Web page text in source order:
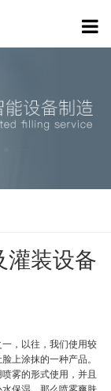
灌装设备
，以往，我们使用较
上涂抹的一种产品。
雾的形式使用，并且